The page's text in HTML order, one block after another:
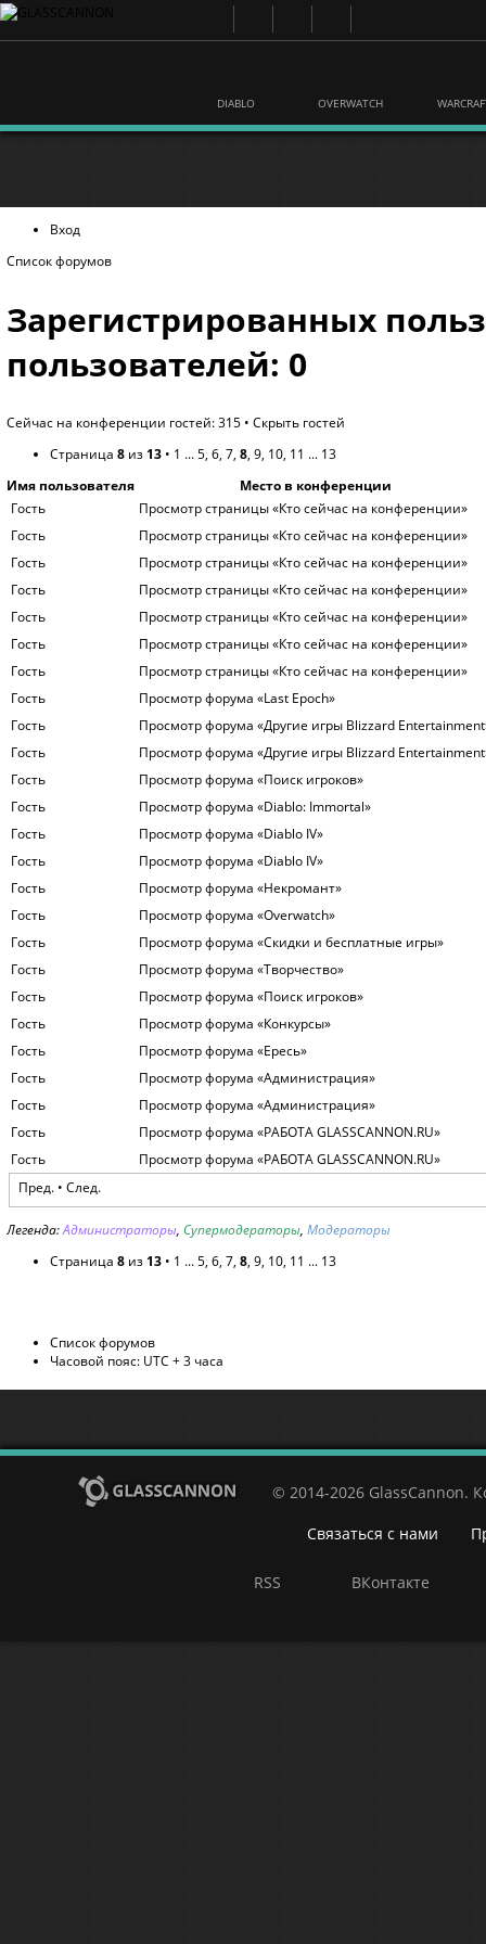
DIABLO OVERWATCH
Вход
Список форумов
Зарегистрированных
пользователей: 0
Сейчас на конференции гостей: 315 • Скрыть гостей
Страница 8 из 13 • 1 ...5, 6, 7, 8, 9, 10, 11 ... 13
Имя пользователя
Место в конференции
Гость
Просмотр страницы «Кто сейчас на конференции»
Гость
Просмотр страницы «Кто сейчас на конференции»
Гость
Просмотр страницы «Кто сейчас на конференции»
Гость
Просмотр страницы «Кто сейчас на конференции»
Гость
Просмотр страницы «Кто сейчас на конференции»
Гость
Просмотр страницы «Кто сейчас на конференции»
Гость
Просмотр страницы «Кто сейчас на конференции»
Гость
Просмотр форума «Last Epoch»
Гость
Просмотр форума «Другие игры Blizzard
Гость
Просмотр форума «Другие игры Blizzard
Гость
Просмотр форума «Поиск игроков»
Гость
Просмотр форума «Diablo: Immortal»
Гость
Просмотр форума «Diablo IV»
Гость
Просмотр форума «Diablo IV»
Гость
Просмотр форума «Некромант»
Гость
Просмотр форума «Overwatch»
Гость
Просмотр форума «Скидки и бесплатные игры»
Гость
Просмотр форума «Творчество»
Гость
Просмотр форума «Поиск игроков»
Гость
Просмотр форума «Конкурсы»
Гость
Просмотр форума «Ересь»
Гость
Просмотр форума «Администрация»
Гость
Просмотр форума «Администрация»
Гость
Просмотр форума «РАБОТА GLASSCANNON.RU»
Гость
Просмотр форума «РАБОТА GLASSCANNON.RU»
Пред.• След.
Легенда:Администраторы, Супермодераторы, Модераторы
Страница 8 из 13 • 1 ...5, 6, 7, 8, 9, 10, 11 ... 13
Список форумов
Часовой пояс: UTC + 3 часа
© 2014-2026 GlassCannon.
Связаться с нами
RSS ВКонтакте